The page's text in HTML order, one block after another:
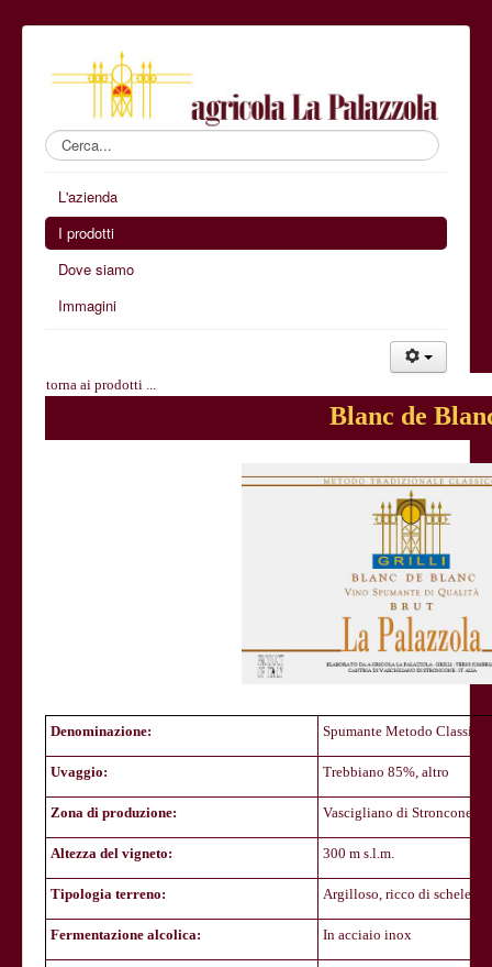
Cerca...
L'azienda
I prodotti
Dove siamo
Immagini
torna ai prodotti ...
Blanc de
Denominazione: Spumante Metodo Classico
Uvaggio: Trebbiano 85%, altro
Zona di produzione: Vascigliano di Stroncone
Altezza del vigneto: 300 m s.l.m.
Tipologia terreno: Argilloso, ricco di scheletro
Fermentazione alcolica: In acciaio inox